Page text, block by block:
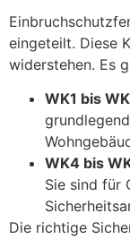
eingeteilt. Diese
widerstehen. Es
WK1 bis
WK4 bis
Sie sind für
Die richtige